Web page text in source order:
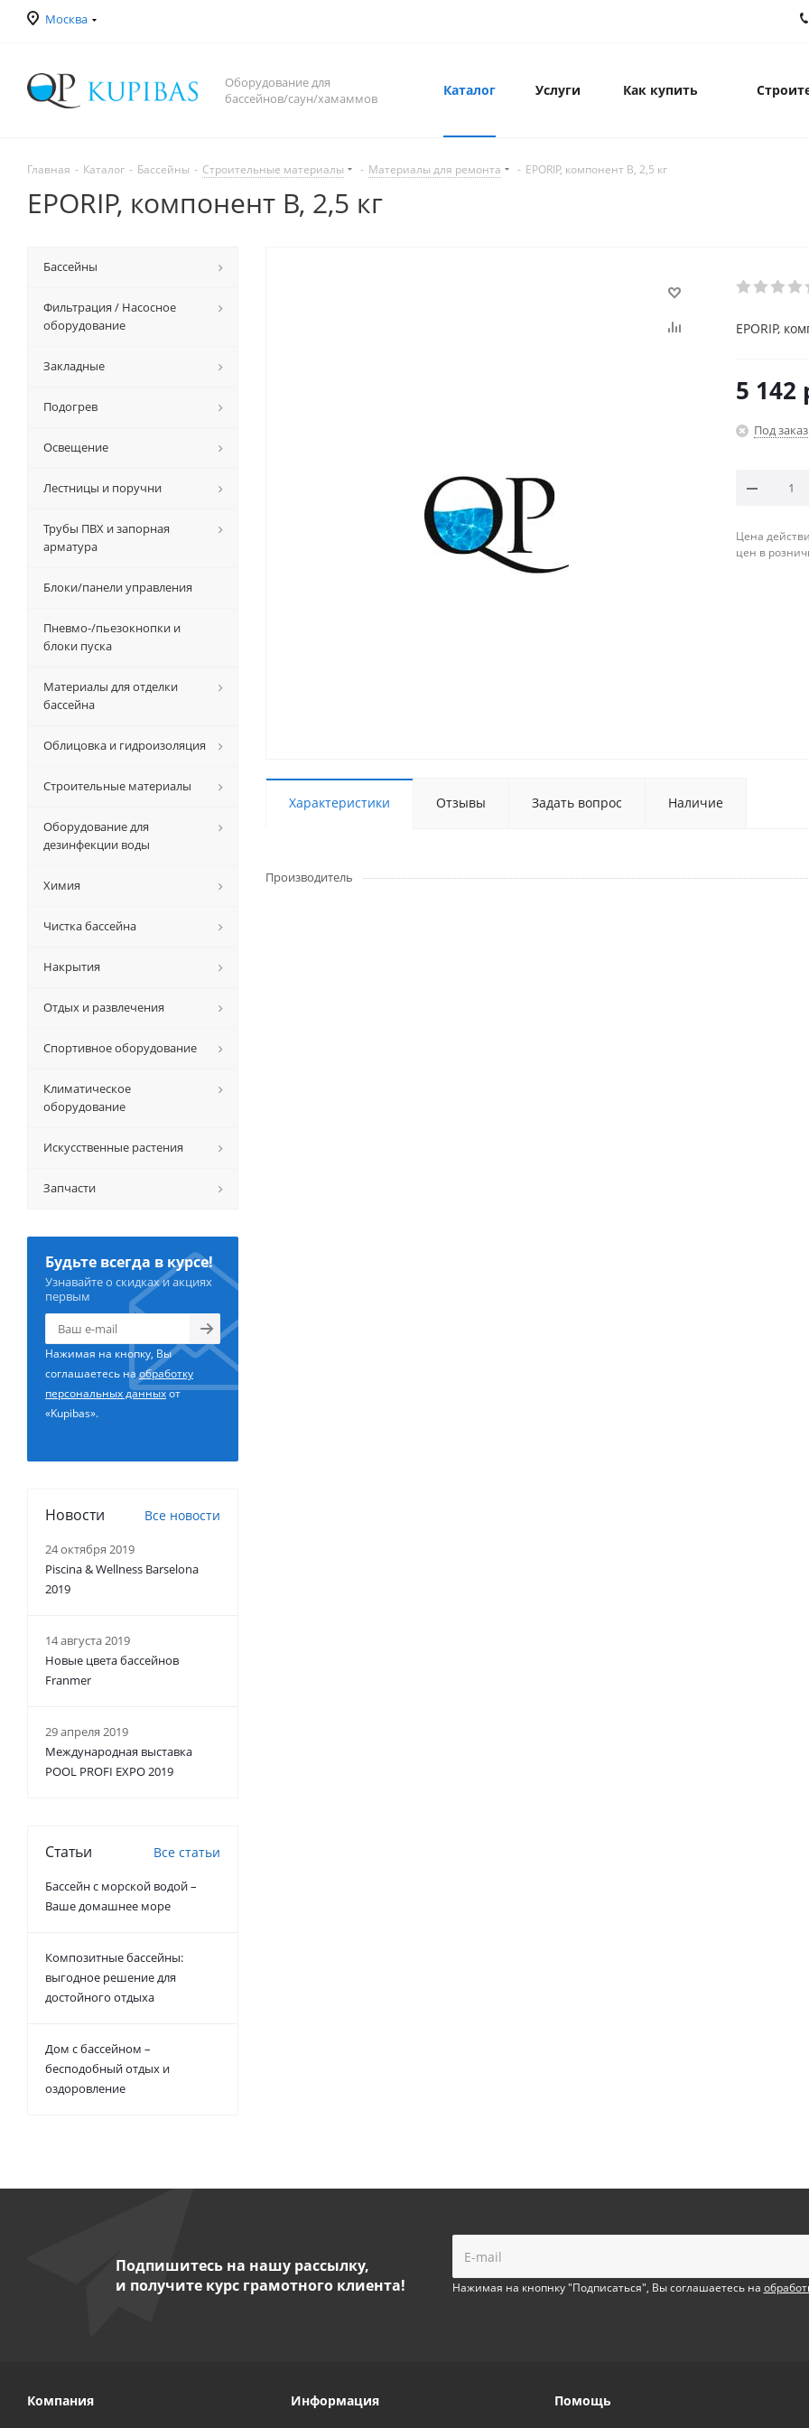
Москва
Оборудование для
бассейнов/саун/хамаммов
Каталог Услуги Как купить
Главная - Каталог - Бассейны - Строительные материалы - Материалы для ремонта - EPORIP, компонент В, 2,5 кг
EPORIP, компонент В, 2,5 кг
EPORIP,
5 142
Под заказ
Цена
цен в
Характеристики Отзывы Задать вопрос Наличие
Производитель
Бассейны
Фильтрация / Насосное
оборудование
Закладные
Подогрев
Освещение
Лестницы и поручни
Трубы ПВХ и запорная
арматура
Блоки/панели управления
Пневмо-/пьезокнопки и
блоки пуска
Материалы для отделки
бассейна
Облицовка и гидроизоляция
Строительные материалы
Оборудование для
дезинфекции воды
Химия
Чистка бассейна
Накрытия
Отдых и развлечения
Спортивное оборудование
Климатическое
оборудование
Искусственные растения
Запчасти
Будьте всегда в курсе!
Узнавайте о скидках и акциях
первым
Нажимая на кнопку, Вы
соглашаетесь наобработку
персональных данныхот
«Kupibas».
Новости Все новости
24 октября 2019
Piscina & Wellness Barselona
2019
14 августа 2019
Новые цвета бассейнов
Franmer
29 апреля 2019
Международная выставка
POOL PROFI EXPO 2019
Статьи Все статьи
Бассейн с морской водой –
Ваше домашнее море
Композитные бассейны:
выгодное решение для
достойного отдыха
Дом с бассейном –
бесподобный отдых и
оздоровление
Подпишитесь на нашу рассылку,
и получите курс грамотного клиента!
Нажимая на кнопнку "Подписаться", Вы соглашаетесь на
Компания Информация Помощь